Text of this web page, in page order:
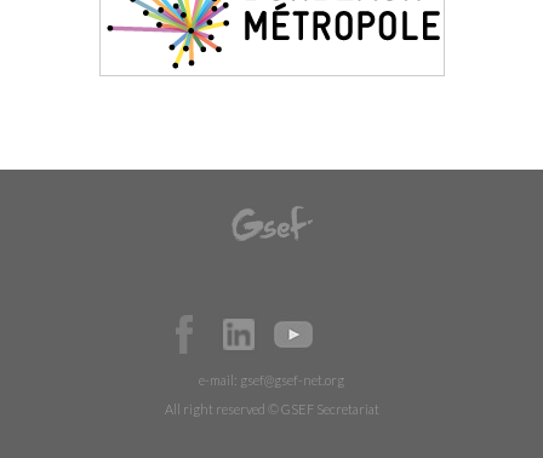
e-mail: gsef@gsef-net.org
All right reserved © GSEF Secretariat